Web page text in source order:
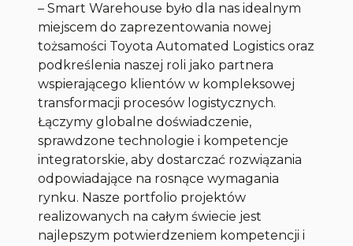
– Smart Warehouse było dla nas idealnym
miejscem do zaprezentowania nowej
tożsamości Toyota Automated Logistics oraz
podkreślenia naszej roli jako partnera
wspierającego klientów w kompleksowej
transformacji procesów logistycznych.
Łączymy globalne doświadczenie,
sprawdzone technologie i kompetencje
integratorskie, aby dostarczać rozwiązania
odpowiadające na rosnące wymagania
rynku. Nasze portfolio projektów
realizowanych na całym świecie jest
najlepszym potwierdzeniem kompetencji i